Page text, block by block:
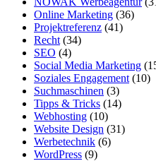
Online Marketing (36)
Projektreferenz (41)
Recht (34)
SEO (4)
Social Media Marketing
Soziales Engagement (10)
Suchmaschinen (3)
Tipps & Tricks (14)
Webhosting (10)
Website Design (31)
Werbetechnik (6)
WordPress (9)